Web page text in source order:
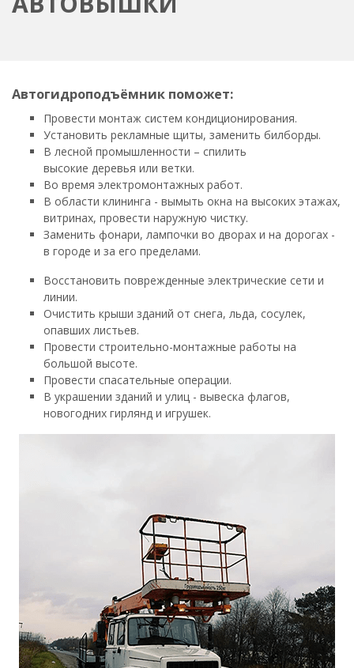
Автогидроподъёмник поможет:
Провести монтаж систем кондиционирования.
Установить рекламные щиты, заменить билборды.
В лесной промышленности – спилить
высокие деревья или ветки.
Во время электромонтажных работ.
В области клининга - вымыть окна на высоких этажах,
витринах, провести наружную чистку.
Заменить фонари, лампочки во дворах и на дорогах -
в городе и за его пределами.
Восстановить поврежденные электрические сети и
линии.
Очистить крыши зданий от снега, льда, сосулек,
опавших листьев.
Провести строительно-монтажные работы на
большой высоте.
Провести спасательные операции.
В украшении зданий и улиц - вывеска флагов,
новогодних гирлянд и игрушек.